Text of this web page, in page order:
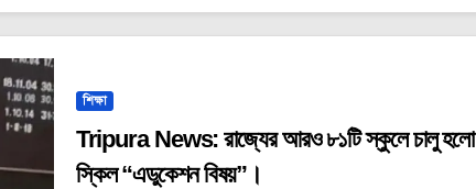
শিক্ষা
Tripura News: রাজ্যের আরও ৮১টি স্কুলে চালু হলো
স্কিল “এডুকেশন বিষয়”।